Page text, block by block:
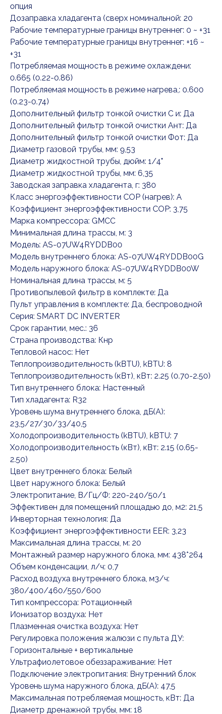
опция
Дозаправка хладагента (сверх номинальной: 20
Рабочие температурные границы внутреннег: 0 ~ +31
Рабочие температурные границы внутреннег: +16 ~
+31
Потребляемая мощность в режиме охлаждени:
0.665 (0.22-0.86)
Потребляемая мощность в режиме нагрева,: 0.600
(0.23-0.74)
Дополнительный фильтр тонкой очистки С и: Да
Дополнительный фильтр тонкой очистки Ант: Да
Дополнительный фильтр тонкой очистки Фот: Да
Диаметр газовой трубы, мм: 9,53
Диаметр жидкостной трубы, дюйм: 1/4"
Диаметр жидкостной трубы, мм: 6,35
Заводская заправка хладагента, г: 380
Класс энергоэффективности COP (нагрев): A
Коэффициент энергоэффективности COP: 3,75
Марка компрессора: GMCC
Минимальная длина трассы, м: 3
Модель: AS-07UW4RYDDB00
Модель внутреннего блока: AS-07UW4RYDDB00G
Модель наружного блока: AS-07UW4RYDDB00W
Номинальная длина трассы, м: 5
Противопылевой фильтр в комплекте: Да
Пульт управления в комплекте: Да, беспроводной
Серия: SMART DC INVERTER
Срок гарантии, мес.: 36
Страна производства: Кнр
Тепловой насос: Нет
Теплопроизводительность (kBTU), kBTU: 8
Теплопроизводительность (кВт), кВт: 2.25 (0.70-2.50)
Тип внутреннего блока: Настенный
Тип хладагента: R32
Уровень шума внутреннего блока, дБ(А):
23,5/27/30/33/40,5
Холодопроизводительность (kBTU), kBTU: 7
Холодопроизводительность (кВт), кВт: 2.15 (0.65-
2.50)
Цвет внутреннего блока: Белый
Цвет наружного блока: Белый
Электропитание, В/Гц/Ф: 220-240/50/1
Эффективен для помещений площадью до, м2: 21,5
Инверторная технология: Да
Коэффициент энергоэффективности EER: 3,23
Максимальная длина трассы, м: 20
Монтажный размер наружного блока, мм: 438*264
Объем конденсации, л/ч: 0,7
Расход воздуха внутреннего блока, м3/ч:
380/400/460/550/600
Тип компрессора: Ротационный
Ионизатор воздуха: Нет
Плазменная очистка воздуха: Нет
Регулировка положения жалюзи с пульта ДУ:
Горизонтальные + вертикальные
Ультрафиолетовое обеззараживание: Нет
Подключение электропитания: Внутренний блок
Уровень шума наружного блока, дБ(А): 47,5
Максимальная потребляемая мощность, кВт: Да
Диаметр дренажной трубы, мм: 18